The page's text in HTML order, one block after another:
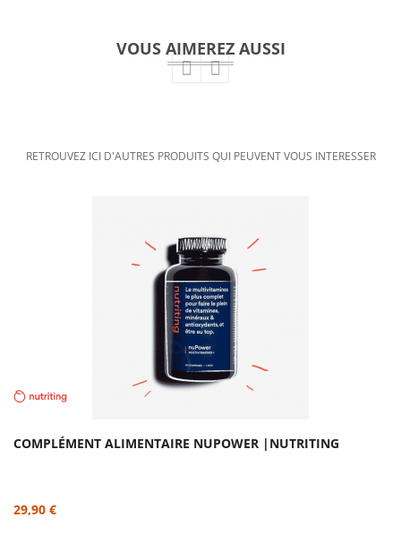
VOUS AIMEREZ AUSSI
RETROUVEZ ICI D'AUTRES PRODUITS QUI PEUVENT VOUS INTERESSER
COMPLÉMENT ALIMENTAIRE NUPOWER |NUTRITING
29,90 €